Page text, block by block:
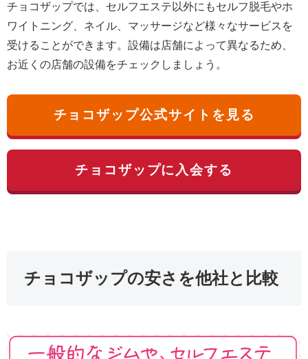
チョコザップでは、セルフエステ以外にもセルフ脱毛やホ
ワイトニング、ネイル、マッサージなど様々なサービスを
受けることができます。設備は店舗によって異なるため、
お近くの店舗の設備をチェックしましょう。
チョコザップ公式サイトを見る
チョコザップに入会する
チョコザップの安さを他社と比較